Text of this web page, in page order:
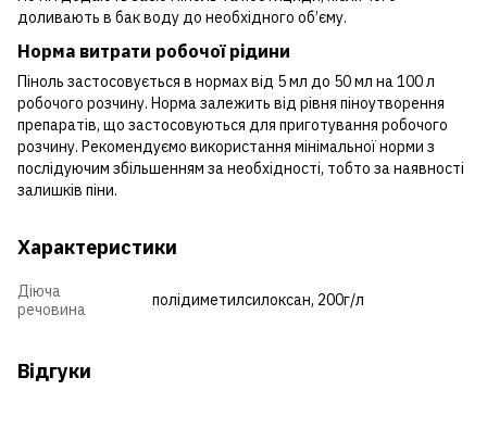
доливають в бак воду до необхідного об’єму.
Норма витрати робочої рідини
Піноль застосовується в нормах від 5 мл до 50 мл на 100 л
робочого розчину. Норма залежить від рівня піноутворення
препаратів, що застосовуються для приготування робочого
розчину. Рекомендуємо використання мінімальної норми з
послідуючим збільшенням за необхідності, тобто за наявності
залишків піни.
Характеристики
Діюча
речовина
полідиметилсилоксан, 200г/л
Відгуки